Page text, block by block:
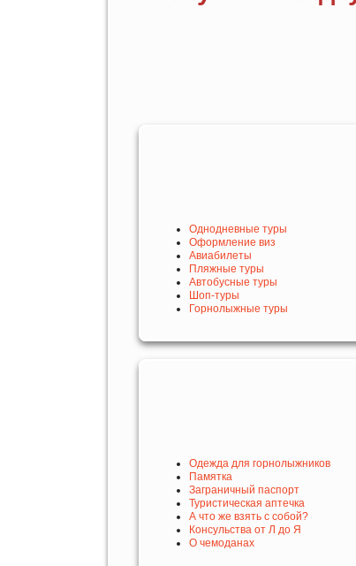
Однодневные туры
Оформление виз
Авиабилеты
Пляжные туры
Автобусные туры
Шоп-туры
Горнолыжные туры
Одежда для горнолыжников
Памятка
Заграничный паспорт
Туристическая аптечка
А что же взять с собой?
Консульства от Л до Я
О чемоданах